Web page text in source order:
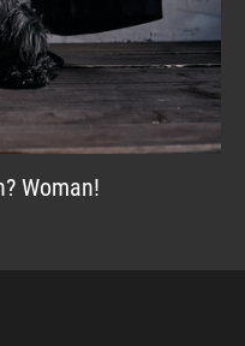
Woman!